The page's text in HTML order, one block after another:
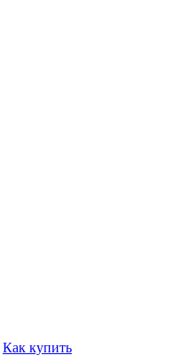
Как купить